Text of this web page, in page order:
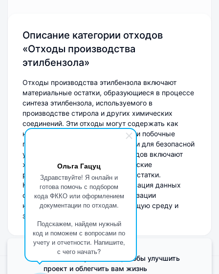
Ольга Гацуц
Здравствуйте! Я онлайн и
готова помочь с подбором
кода ФККО или оформлением
документации по отходам.
Подскажем, найдем нужный
код и поможем с вопросами по
учету и отчетности. Напишите,
с чего начать?
Описание категории отходов
«Отходы производства
этилбензола»
Отходы производства этилбензола включают
материальные остатки, образующиеся в процессе
синтеза этилбензола, используемого в
производстве стирола и других химических
соединений. Эти отходы могут содержать как
неиспользованные реагенты, так и побочные
продукты, что делает их важными для безопасной
утилизации. Основные виды отходов включают
жидкости, содержащие органические
растворители, а также твердые остатки.
Корректная переработка и утилизация данных
отходов необходимы для минимизации
негативного влияния на окружающую среду и
здоровья людей.
Поделиться мнением о сайте
Мы используем Cookie, чтобы улучшить
проект и облегчить вам жизнь